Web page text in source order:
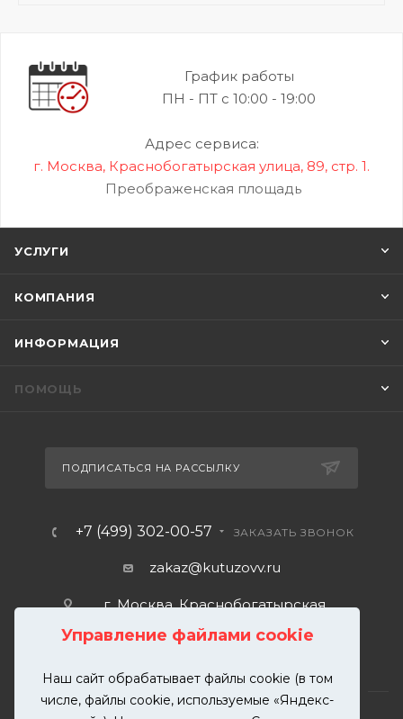
Управление файлами cookie
Наш сайт обрабатывает файлы cookie (в том
числе, файлы cookie, используемые «Яндекс-
График работы
ПН - ПТ с 10:00 - 19:00
Адрес сервиса:
г. Москва, Краснобогатырская улица, 89, стр. 1.
Преображенская площадь
УСЛУГИ
КОМПАНИЯ
ИНФОРМАЦИЯ
ПОМОЩЬ
ПОДПИСАТЬСЯ НА РАССЫЛКУ
+7 (499) 302-00-57 ЗАКАЗАТЬ ЗВОНОК
zakaz@kutuzovv.ru
г. Москва, Краснобогатырская